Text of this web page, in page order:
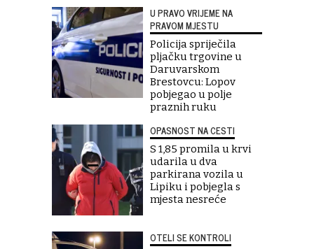
U PRAVO VRIJEME NA
PRAVOM MJESTU
Policija spriječila
pljačku trgovine u
Daruvarskom
Brestovcu: Lopov
pobjegao u polje
praznih ruku
OPASNOST NA CESTI
S 1,85 promila u krvi
udarila u dva
parkirana vozila u
Lipiku i pobjegla s
mjesta nesreće
OTELI SE KONTROLI